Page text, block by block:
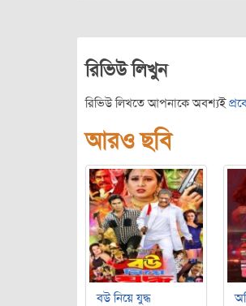
রিভিউ লিখুন
রিভিউ লিখতে আপনাকে অবশ্যই
আরও ছবি
বউ নিয়ে যুদ্ধ